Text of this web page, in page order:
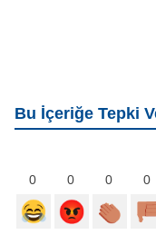
Bu İçeriğe Tepki
0 0 0 0